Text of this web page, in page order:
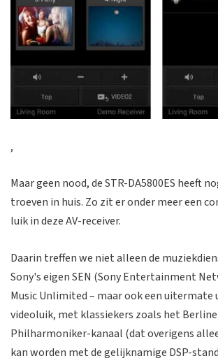
,
Maar geen nood, de STR-DA5800ES heeft
troeven in huis. Zo zit er onder meer een
luik in deze AV-receiver.
Daarin treffen we niet alleen de
Sony's eigen SEN (Sony Entertainment
Music Unlimited – maar ook een uitermate
videoluik, met klassiekers zoals het
Philharmoniker-kanaal (dat overigens
kan worden met de gelijknamige DSP-